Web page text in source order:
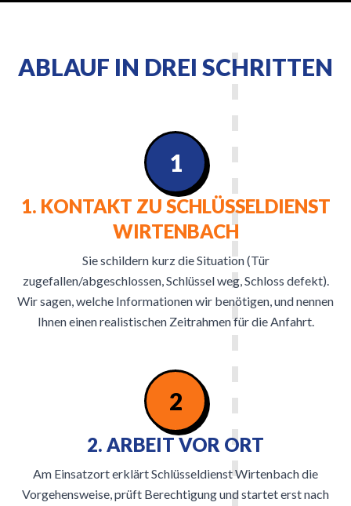
ABLAUF IN DREI SCHRITTEN
1. KONTAKT ZU SCHLÜSSELDIENST
WIRTENBACH
Sie schildern kurz die Situation (Tür
zugefallen/abgeschlossen, Schlüssel weg, Schloss defekt).
Wir sagen, welche Informationen wir benötigen, und nennen
Ihnen einen realistischen Zeitrahmen für die Anfahrt.
1
2
2. ARBEIT VOR ORT
Am Einsatzort erklärt Schlüsseldienst Wirtenbach die
Vorgehensweise, prüft Berechtigung und startet erst nach